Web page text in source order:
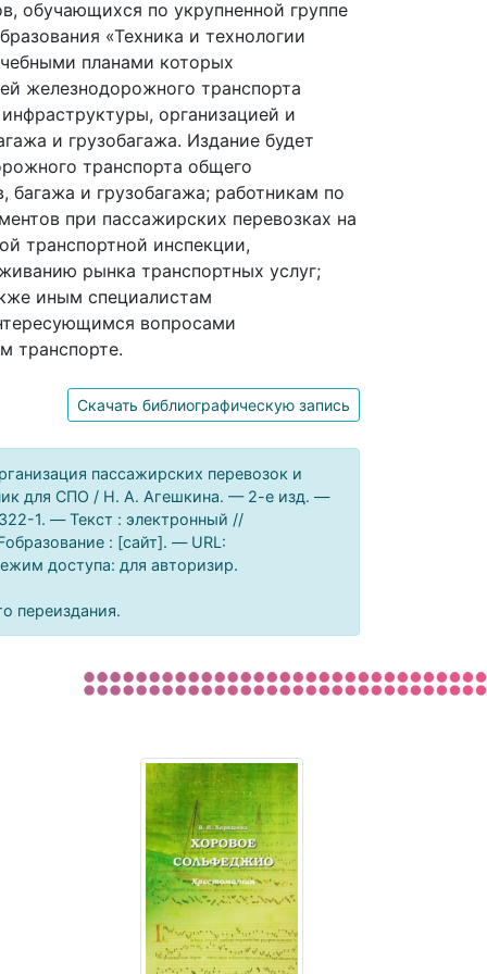
обучающихся по укрупненной группе
«Техника и технологии
планами которых
железнодорожного транспорта
организацией и
и грузобагажа. Издание будет
транспорта общего
и грузобагажа; работникам по
при пассажирских перевозках на
транспортной инспекции,
рынка транспортных услуг;
иным специалистам
вопросами
транспорте.
Скачать библиографическую запись
пассажирских перевозок и
для СПО / Н. А. Агешкина. — 2-е изд. —
1. — Текст : электронный //
: [сайт]. — URL:
доступа: для авторизир.
переиздания.